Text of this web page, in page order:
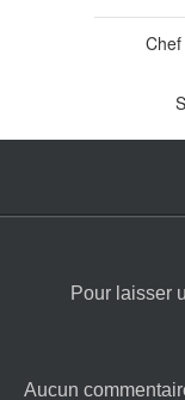
Pour laisser
Aucun